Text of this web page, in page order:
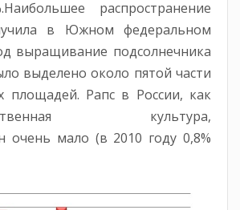
распространение
в Южном федеральном
выращивание подсолнечника
выделено около пятой части
площадей. Рапс в России, как
культура,
очень мало (в 2010 году 0,8%